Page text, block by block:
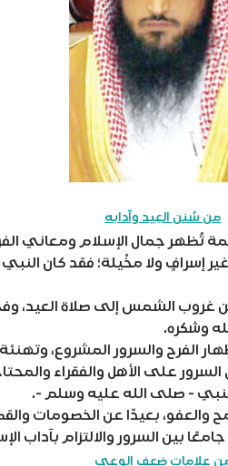
من سُنن العِيد وآدابه
تُظهر جمال الإسلام ومعاني
إسرافٍ ولا مخْيلة؛ فقد كان
غروب الشمس إلى صلاة العيد،
وشكره.
الفرح والسرور المشروع،
السرور على الأهل والفقراء
بالنبي - صلى الله عليه وسلم -.
والعفو، بعيدًا عن الخصومات
بين السرور والالتزام بآداب
علامات ضعف الوعي